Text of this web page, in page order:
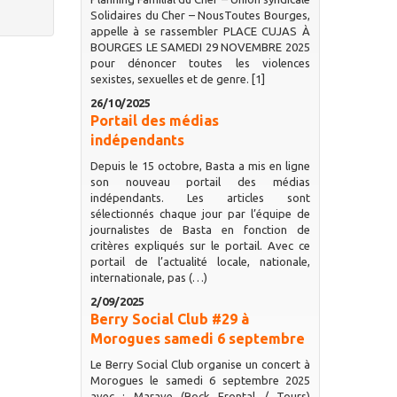
Solidaires du Cher – NousToutes Bourges,
appelle à se rassembler PLACE CUJAS À
BOURGES LE SAMEDI 29 NOVEMBRE 2025
pour dénoncer toutes les violences
sexistes, sexuelles et de genre. [1]
26/10/2025
Portail des médias
indépendants
Depuis le 15 octobre, Basta a mis en ligne
son nouveau portail des médias
indépendants. Les articles sont
sélectionnés chaque jour par l’équipe de
journalistes de Basta en fonction de
critères expliqués sur le portail. Avec ce
portail de l’actualité locale, nationale,
internationale, pas (…)
2/09/2025
Berry Social Club #29 à
Morogues samedi 6 septembre
Le Berry Social Club organise un concert à
Morogues le samedi 6 septembre 2025